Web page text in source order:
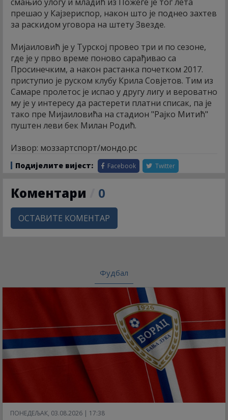
смањио улогу и младић из Пожеге је тог лета
прешао у Кајзериспор, након што је поднео захтев
за раскидом уговора на штету Звезде.
Мијаиловић је у Турској провео три и по сезоне,
где је у прво време поново сарађивао са
Просинечким, а након растанка почетком 2017.
приступио је руском клубу Крила Совјетов. Тим из
Самаре пролетос је испао у другу лигу и вероватно
му је у интересу да растерети платни списак, па је
тако пре Мијаиловића на стадион "Рајко Митић"
пуштен леви бек Милан Родић.
Извор: моззартспорт/мондо.рс
Подијелите вијест: Facebook Twitter
Коментари 0
ОСТАВИТЕ КОМЕНТАР
Фудбал
ПОНЕДЕЉАК, 03.08.2026 | 17:38